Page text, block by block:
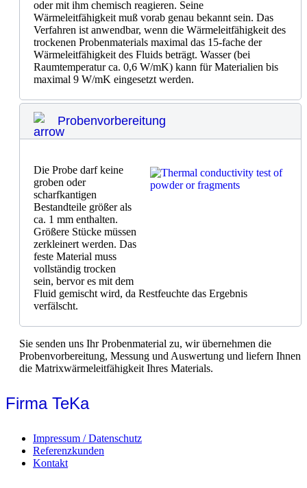
oder mit ihm chemisch reagieren. Seine
Wärmeleitfähigkeit muß vorab genau bekannt sein. Das
Verfahren ist anwendbar, wenn die Wärmeleitfähigkeit des
trockenen Probenmaterials maximal das 15-fache der
Wärmeleit­fähig­keit des Fluids beträgt. Wasser (bei
Raumtemperatur ca. 0,6 W/mK) kann für Materialien bis
maximal 9 W/mK eingesetzt werden.
Probenvorbereitung
Die Probe darf keine
groben oder
scharfkantigen
Bestandteile größer als
ca. 1 mm enthalten.
Größere Stücke müssen
zerkleinert werden. Das
feste Material muss
vollständig trocken
sein, bervor es mit dem
Fluid gemischt wird, da Restfeuchte das Ergebnis
verfälscht.
Sie senden uns Ihr Probenmaterial zu, wir übernehmen die
Probenvorbereitung, Messung und Auswertung und liefern Ihnen
die Matrixwärmeleitfähigkeit Ihres Materials.
Firma TeKa
Impressum / Datenschutz
Referenzkunden
Kontakt